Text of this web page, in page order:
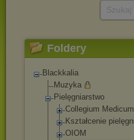
Foldery
Blackkalia
Muzyka
Pielęgniarstwo
Collegium Medicum
Kształcenie
OIOM